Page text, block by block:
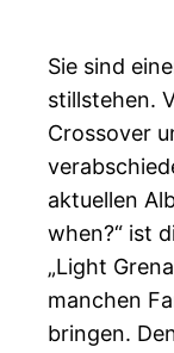
Sie sind
stillstehen.
Crossover
aktuellen
when?“ ist
„Light
manchen
bringen.